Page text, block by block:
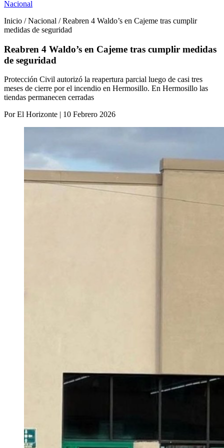
Nacional
Inicio / Nacional / Reabren 4 Waldo’s en Cajeme tras cumplir
medidas de seguridad
Reabren 4 Waldo’s en Cajeme tras cumplir medidas
de seguridad
Protección Civil autorizó la reapertura parcial luego de casi tres
meses de cierre por el incendio en Hermosillo. En Hermosillo las
tiendas permanecen cerradas
Por El Horizonte | 10 Febrero 2026